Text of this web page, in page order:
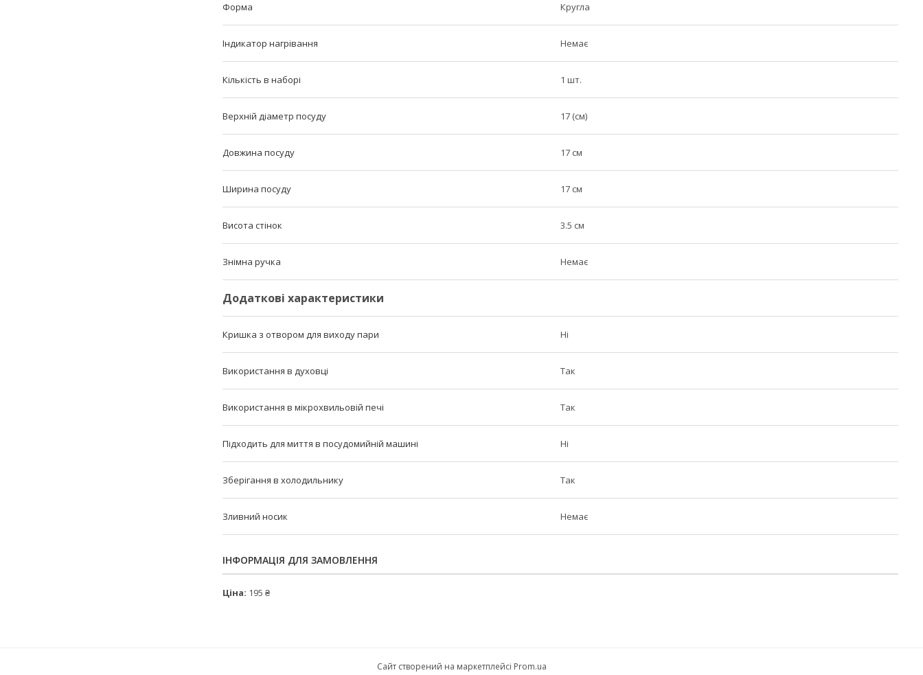
Форма Кругла
Індикатор нагрівання Немає
Кількість в наборі 1 шт.
Верхній діаметр посуду 17 (см)
Довжина посуду 17 см
Ширина посуду 17 см
Висота стінок 3.5 см
Знімна ручка Немає
Додаткові характеристики
Кришка з отвором для виходу пари Ні
Використання в духовці Так
Використання в мікрохвильовій печі Так
Підходить для миття в посудомийній машині Ні
Зберігання в холодильнику Так
Зливний носик Немає
ІНФОРМАЦІЯ ДЛЯ ЗАМОВЛЕННЯ
Ціна: 195 ₴
Сайт створений на маркетплейсі Prom.ua